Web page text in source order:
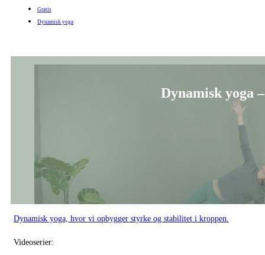
Gratis
Dynamisk yoga
Dynamisk yoga
Dynamisk yoga, hvor vi opbygger styrke og stabilitet i kroppen.
Videoserier: